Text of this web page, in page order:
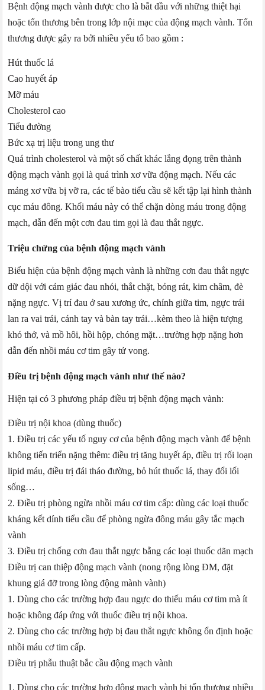
Bệnh động mạch vành được cho là bắt đầu với những thiệt hại
hoặc tổn thương bên trong lớp nội mạc của động mạch vành. Tổn
thương được gây ra bởi nhiều yếu tố bao gồm :
Hút thuốc lá
Cao huyết áp
Mỡ máu
Cholesterol cao
Tiểu đường
Bức xạ trị liệu trong ung thư
Quá trình cholesterol và một số chất khác lắng đọng trên thành
động mạch vành gọi là quá trình xơ vữa động mạch. Nếu các
mảng xơ vữa bị vỡ ra, các tế bào tiểu cầu sẽ kết tập lại hình thành
cục máu đông. Khối máu này có thể chặn dòng máu trong động
mạch, dẫn đến một cơn đau tim gọi là đau thắt ngực.
Triệu chứng của bệnh động mạch vành
Biểu hiện của bệnh động mạch vành là những cơn đau thắt ngực
dữ dội với cảm giác đau nhói, thắt chặt, bỏng rát, kim châm, đè
nặng ngực. Vị trí đau ở sau xương ức, chính giữa tim, ngực trái
lan ra vai trái, cánh tay và bàn tay trái…kèm theo là hiện tượng
khó thở, và mồ hôi, hồi hộp, chóng mặt…trường hợp nặng hơn
dẫn đến nhồi máu cơ tim gây tử vong.
Điều trị bệnh động mạch vành như thế nào?
Hiện tại có 3 phương pháp điều trị bệnh động mạch vành:
Điều trị nội khoa (dùng thuốc)
1. Điều trị các yếu tố nguy cơ của bệnh động mạch vành để bệnh
không tiến triển nặng thêm: điều trị tăng huyết áp, điều trị rối loạn
lipid máu, điều trị đái tháo đường, bỏ hút thuốc lá, thay đổi lối
sống…
2. Điều trị phòng ngừa nhồi máu cơ tim cấp: dùng các loại thuốc
kháng kết dính tiểu cầu để phòng ngừa đông máu gây tắc mạch
vành
3. Điều trị chống cơn đau thắt ngực bằng các loại thuốc dãn mạch
Điều trị can thiệp động mạch vành (nong rộng lòng ĐM, đặt
khung giá đỡ trong lòng động mành vành)
1. Dùng cho các trường hợp đau ngực do thiếu máu cơ tim mà ít
hoặc không đáp ứng với thuốc điều trị nội khoa.
2. Dùng cho các trường hợp bị đau thắt ngực không ổn định hoặc
nhồi máu cơ tim cấp.
Điều trị phẫu thuật bắc cầu động mạch vành
1. Dùng cho các trường hợp động mạch vành bị tổn thương nhiều